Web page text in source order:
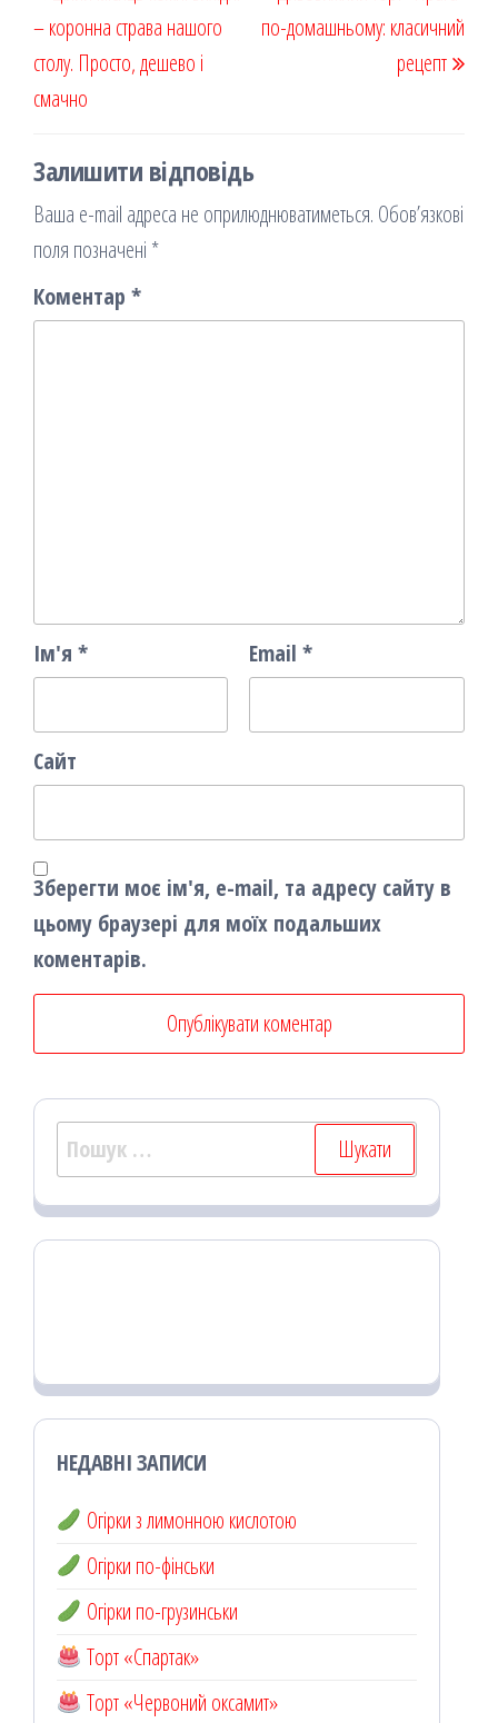
я
– коронна страва нашого
столу. Просто, дешево і
смачно
по-домашньому: класичний
рецепт
Залишити відповідь
Ваша e-mail адреса не оприлюднюватиметься. Обов’язкові
поля позначені *
Коментар *
Ім'я * Email *
Сайт
Зберегти моє ім'я, e-mail, та адресу сайту в
цьому браузері для моїх подальших
коментарів.
Пошук:
НЕДАВНІ ЗАПИСИ
Огірки з лимонною кислотою
Огірки по-фінськи
Огірки по-грузинськи
Торт «Спартак»
Торт «Червоний оксамит»